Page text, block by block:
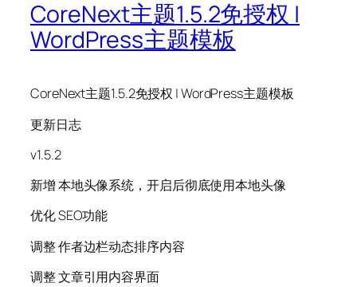
CoreNext主题1.5.2免授权 |
WordPress主题模板
CoreNext主题1.5.2免授权 | WordPress主题模板
更新日志
v1.5.2
新增 本地头像系统，开启后彻底使用本地头像
优化 SEO功能
调整 作者边栏动态排序内容
调整 文章引用内容界面